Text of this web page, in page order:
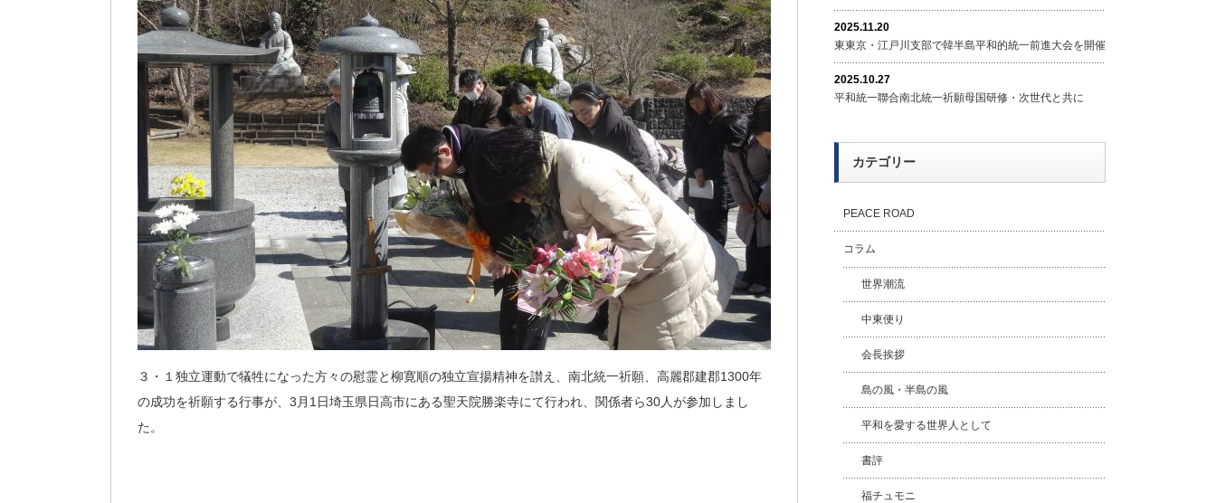
３・１独立運動で犠牲になった方々の慰霊と柳寛順の独立宣揚精神を讃え、南北統一祈願、高麗郡建郡1300年
の成功を祈願する行事が、3月1日埼玉県日高市にある聖天院勝楽寺にて行われ、関係者ら30人が参加しまし
た。
2025.11.20
東東京・江戸川支部で韓半島平和的統一前進大会を開催
2025.10.27
平和統一聯合南北統一祈願母国研修・次世代と共に
カテゴリー
PEACE ROAD
コラム
世界潮流
中東便り
会長挨拶
島の風・半島の風
平和を愛する世界人として
書評
福チュモニ